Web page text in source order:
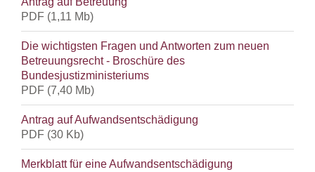
PDF (1,11 Mb)
Die wichtigsten Fragen und Antworten zum neuen
Betreuungsrecht - Broschüre des
Bundesjustizministeriums
PDF (7,40 Mb)
Antrag auf Aufwandsentschädigung
PDF (30 Kb)
Merkblatt für eine Aufwandsentschädigung